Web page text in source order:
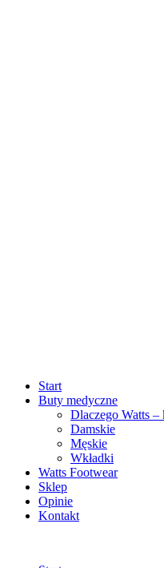
Start
Buty medyczne
Dlaczego Watts –
Damskie
Męskie
Wkładki
Watts Footwear
Sklep
Opinie
Kontakt